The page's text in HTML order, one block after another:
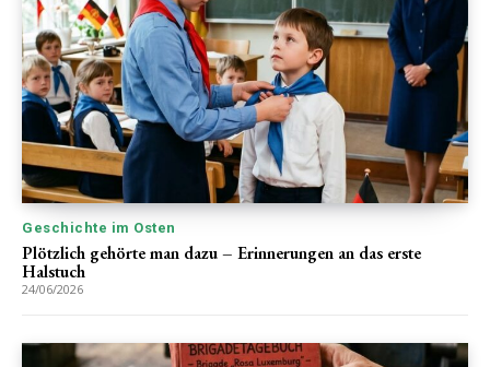
Geschichte im Osten
Plötzlich gehörte man dazu – Erinnerungen an das erste
Halstuch
24/06/2026